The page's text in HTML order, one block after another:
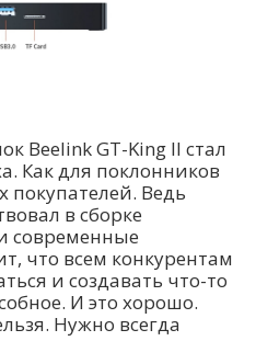
Beelink GT-King II стал
Как для поклонников
покупателей. Ведь
в сборке
современные
что всем конкурентам
и создавать что-то
И это хорошо.
Нужно всегда